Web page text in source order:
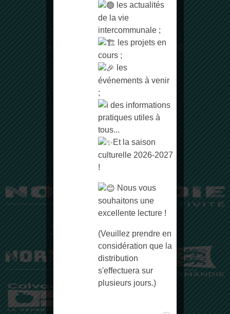
Horaires d’ouverture
Du lundi au vendredi :
> de 9h à 12h30 et de 14h00 à 17h30
Suivez-nous sur Facebook
DÉMARCHES EN LIGNE
CONTACTEZ-NOUS
ESPACE PRESSE
les actualités
de la vie
intercommunale ;
les projets en
cours ;
les
événements à venir
;
des informations
pratiques utiles à
tous...
Et la saison
culturelle 2026-2027
!
Nous vous
souhaitons une
excellente lecture !
(Veuillez prendre en
considération que la
distribution
s'effectuera sur
plusieurs jours.)